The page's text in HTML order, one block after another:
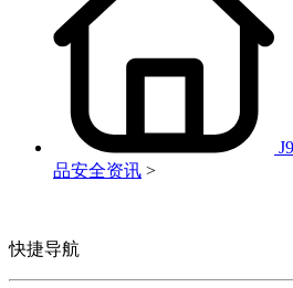
品安全资讯 >
快捷导航